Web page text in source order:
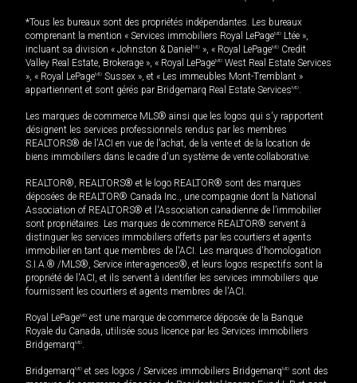
*Tous les bureaux sont des propriétés indépendantes. Les bureaux
comprenant la mention « Services immobiliers Royal LePageMD Ltée »,
incluant sa division « Johnston & Daniel MD », « Royal LePageMD Credit
Valley Real Estate, Brokerage », « Royal LePageMD West Real Estate Services
», « Royal LePageMD Sussex », et « Les immeubles Mont-Tremblant »
appartiennent et sont gérés par Bridgemarq Real Estate ServicesMD.
Les marques de commerce MLS® ainsi que les logos qui s'y rapportent
désignent les services professionnels rendus par les membres
REALTORS® de l'ACI en vue de l'achat, de la vente et de la location de
biens immobiliers dans le cadre d'un système de vente collaborative.
REALTOR®, REALTORS® et le logo REALTOR® sont des marques
déposées de REALTOR® Canada Inc., une compagnie dont la National
Association of REALTORS® et l'Association canadienne de l’immobilier
sont propriétaires. Les marques de commerce REALTOR® servent à
distinguer les services immobiliers offerts par les courtiers et agents
immobilier en tant que membres de l'ACI. Les marques d'homologation
S.I.A.® /MLS®, Service inter-agences®, et leurs logos respectifs sont la
propriété de l'ACI, et ils servent à identifier les services immobiliers que
fournissent les courtiers et agents membres de l'ACI.
Royal LePageMD est une marque de commerce déposée de la Banque
Royale du Canada, utilisée sous licence par les Services immobiliers
BridgemarqMD.
BridgemarqMD et ses logos / Services immobiliers BridgemarqMD sont des